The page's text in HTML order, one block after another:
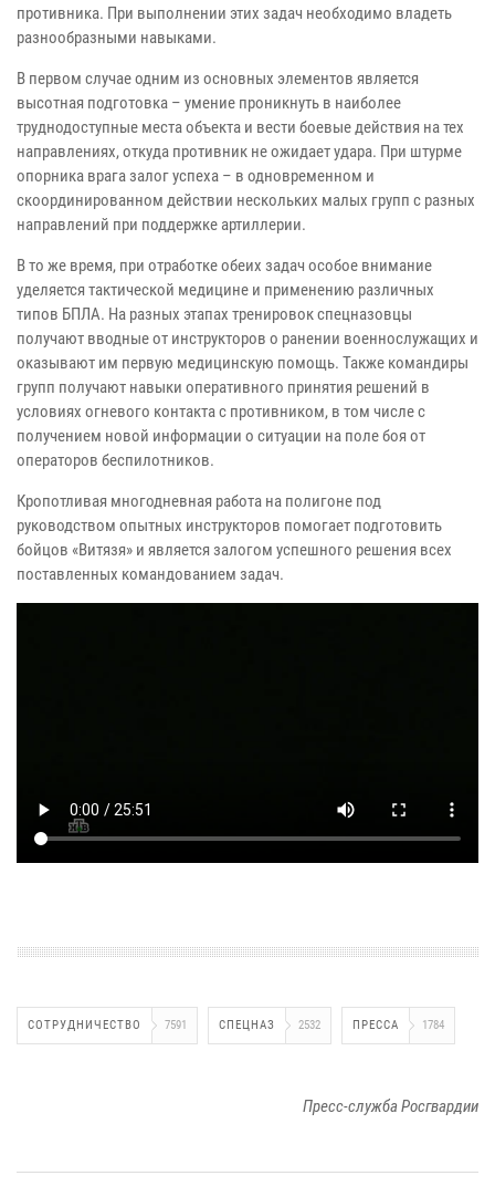
противника. При выполнении этих задач необходимо владеть
разнообразными навыками.
В первом случае одним из основных элементов является
высотная подготовка – умение проникнуть в наиболее
труднодоступные места объекта и вести боевые действия на тех
направлениях, откуда противник не ожидает удара. При штурме
опорника врага залог успеха – в одновременном и
скоординированном действии нескольких малых групп с разных
направлений при поддержке артиллерии.
В то же время, при отработке обеих задач особое внимание
уделяется тактической медицине и применению различных
типов БПЛА. На разных этапах тренировок спецназовцы
получают вводные от инструкторов о ранении военнослужащих и
оказывают им первую медицинскую помощь. Также командиры
групп получают навыки оперативного принятия решений в
условиях огневого контакта с противником, в том числе с
получением новой информации о ситуации на поле боя от
операторов беспилотников.
Кропотливая многодневная работа на полигоне под
руководством опытных инструкторов помогает подготовить
бойцов «Витязя» и является залогом успешного решения всех
поставленных командованием задач.
СОТРУДНИЧЕСТВО 7591 СПЕЦНАЗ 2532 ПРЕССА 1784
Пресс-служба Росгвардии